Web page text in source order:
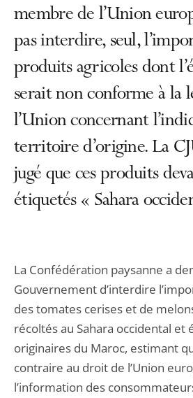
membre de l’Union
pas interdire, seul,
produits agricoles dont
serait non conforme à la
l’Union concernant
territoire d’origine. La
jugé que ces produits
étiquetés « Sahara
La Confédération paysanne a
Gouvernement d’interdire
des tomates cerises et de
récoltés au Sahara occidental et
originaires du Maroc, estimant
contraire au droit de l’Union
l’information des